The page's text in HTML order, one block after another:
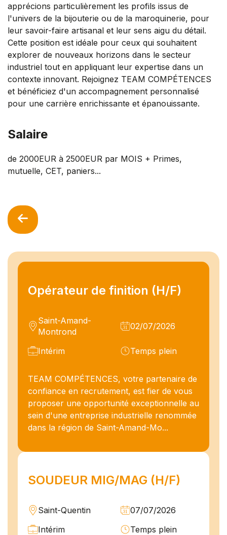
Opérateur de finition (H/F)
Saint-Amand-
Montrond
02/07/2026
Intérim Temps plein
TEAM COMPÉTENCES, votre partenaire de
confiance en recrutement, est fier de vous
proposer une opportunité exceptionnelle au
sein d'une entreprise industrielle renommée
dans la région de Saint-Amand-Mo...
SOUDEUR MIG/MAG (H/F)
Saint-Quentin
07/07/2026
Intérim
Temps plein
apprécions particulièrement les profils issus de
l'univers de la bijouterie ou de la maroquinerie, pour
leur savoir-faire artisanal et leur sens aigu du détail.
Cette position est idéale pour ceux qui souhaitent
explorer de nouveaux horizons dans le secteur
industriel tout en appliquant leur expertise dans un
contexte innovant. Rejoignez TEAM COMPÉTENCES
et bénéficiez d'un accompagnement personnalisé
pour une carrière enrichissante et épanouissante.
Salaire
de 2000EUR à 2500EUR par MOIS + Primes,
mutuelle, CET, paniers...